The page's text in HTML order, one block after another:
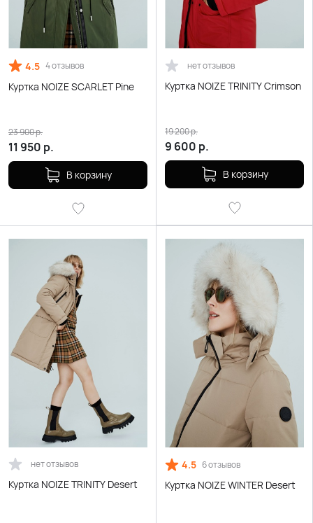
4.5 4 отзывов
Куртка NOIZE SCARLET Pine
11 950 р.
23 900р.
В корзину
нет отзывов
Куртка NOIZE TRINITY Crimson
9 600 р.
19 200р.
В корзину
нет отзывов
Куртка NOIZE TRINITY Desert
4.5 6 отзывов
Куртка NOIZE WINTER Desert